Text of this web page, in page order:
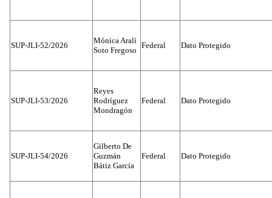
SUP-JLI-52/2026
Mónica Aralí
Soto Fregoso
Federal Dato Protegido
SUP-JLI-53/2026
Reyes
Rodríguez
Mondragón
Federal Dato Protegido
SUP-JLI-54/2026
Gilberto De
Guzmán
Bátiz García
Federal Dato Protegido